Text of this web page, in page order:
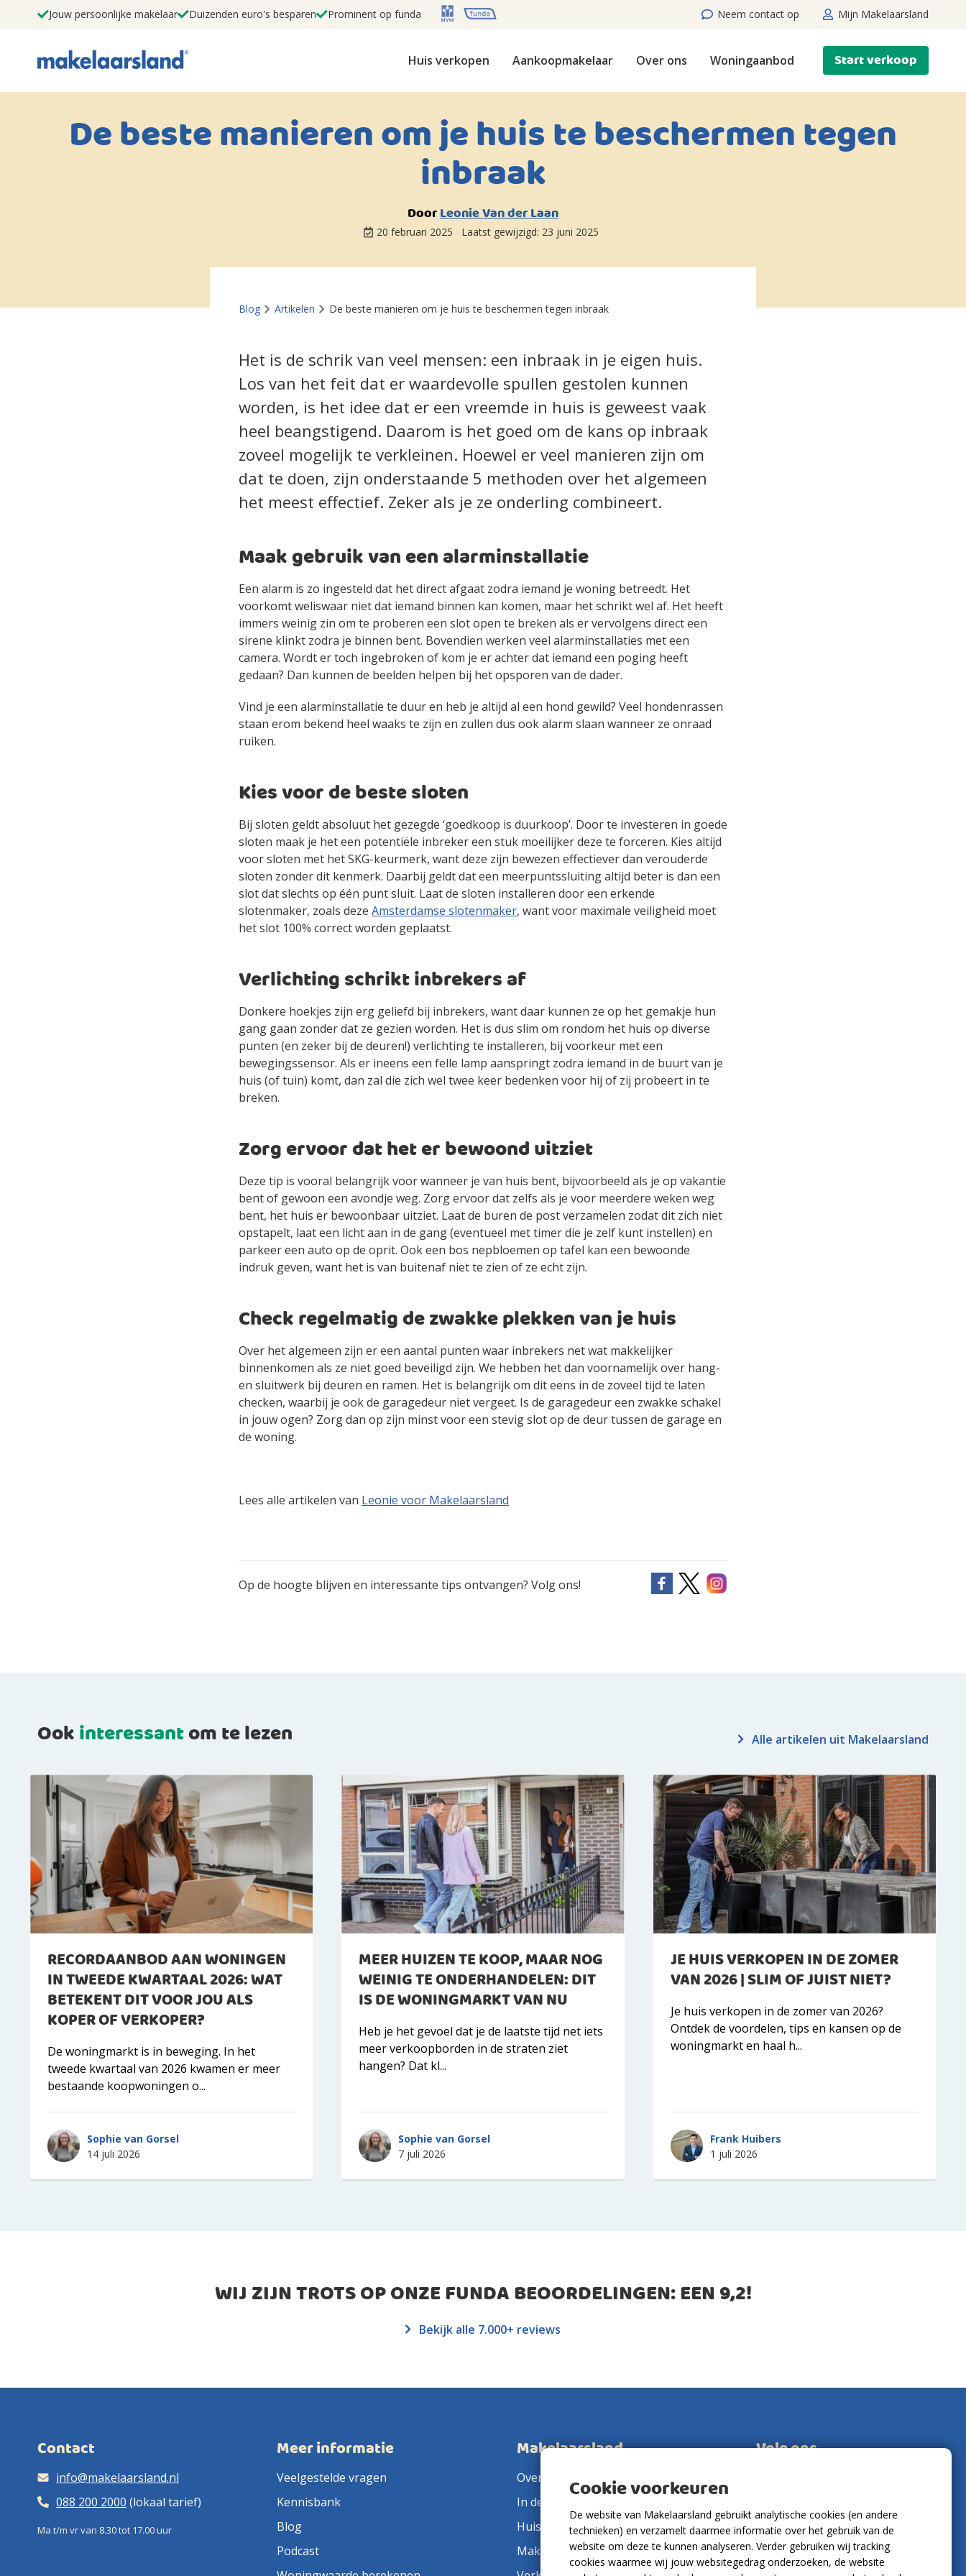
Jouw persoonlijke makelaar Duizenden euro's besparen Prominent op funda Neem contact op Mijn Makelaarsland
Huis verkopen Aankoopmakelaar Over ons Woningaanbod Start verkoop
De beste manieren om je huis te beschermen tegen
inbraak
DoorLeonie Van der Laan
20 februari 2025 Laatst gewijzigd: 23 juni 2025
Blog Artikelen De beste manieren om je huis te beschermen tegen inbraak
Het is de schrik van veel mensen: een inbraak in je eigen huis.
Los van het feit dat er waardevolle spullen gestolen kunnen
worden, is het idee dat er een vreemde in huis is geweest vaak
heel beangstigend. Daarom is het goed om de kans op inbraak
zoveel mogelijk te verkleinen. Hoewel er veel manieren zijn om
dat te doen, zijn onderstaande 5 methoden over het algemeen
het meest effectief. Zeker als je ze onderling combineert.
Maak gebruik van een alarminstallatie
Een alarm is zo ingesteld dat het direct afgaat zodra iemand je woning betreedt. Het
voorkomt weliswaar niet dat iemand binnen kan komen, maar het schrikt wel af. Het heeft
immers weinig zin om te proberen een slot open te breken als er vervolgens direct een
sirene klinkt zodra je binnen bent. Bovendien werken veel alarminstallaties met een
camera. Wordt er toch ingebroken of kom je er achter dat iemand een poging heeft
gedaan? Dan kunnen de beelden helpen bij het opsporen van de dader.
Vind je een alarminstallatie te duur en heb je altijd al een hond gewild? Veel hondenrassen
staan erom bekend heel waaks te zijn en zullen dus ook alarm slaan wanneer ze onraad
ruiken.
Kies voor de beste sloten
Bij sloten geldt absoluut het gezegde ‘goedkoop is duurkoop’. Door te investeren in goede
sloten maak je het een potentiële inbreker een stuk moeilijker deze te forceren. Kies altijd
voor sloten met het SKG-keurmerk, want deze zijn bewezen effectiever dan verouderde
sloten zonder dit kenmerk. Daarbij geldt dat een meerpuntssluiting altijd beter is dan een
slot dat slechts op één punt sluit. Laat de sloten installeren door een erkende
slotenmaker, zoals deze Amsterdamse slotenmaker, want voor maximale veiligheid moet
het slot 100% correct worden geplaatst.
Verlichting schrikt inbrekers af
Donkere hoekjes zijn erg geliefd bij inbrekers, want daar kunnen ze op het gemakje hun
gang gaan zonder dat ze gezien worden. Het is dus slim om rondom het huis op diverse
punten (en zeker bij de deuren!) verlichting te installeren, bij voorkeur met een
bewegingssensor. Als er ineens een felle lamp aanspringt zodra iemand in de buurt van je
huis (of tuin) komt, dan zal die zich wel twee keer bedenken voor hij of zij probeert in te
breken.
Zorg ervoor dat het er bewoond uitziet
Deze tip is vooral belangrijk voor wanneer je van huis bent, bijvoorbeeld als je op vakantie
bent of gewoon een avondje weg. Zorg ervoor dat zelfs als je voor meerdere weken weg
bent, het huis er bewoonbaar uitziet. Laat de buren de post verzamelen zodat dit zich niet
opstapelt, laat een licht aan in de gang (eventueel met timer die je zelf kunt instellen) en
parkeer een auto op de oprit. Ook een bos nepbloemen op tafel kan een bewoonde
indruk geven, want het is van buitenaf niet te zien of ze echt zijn.
Check regelmatig de zwakke plekken van je huis
Over het algemeen zijn er een aantal punten waar inbrekers net wat makkelijker
binnenkomen als ze niet goed beveiligd zijn. We hebben het dan voornamelijk over hang-
en sluitwerk bij deuren en ramen. Het is belangrijk om dit eens in de zoveel tijd te laten
checken, waarbij je ook de garagedeur niet vergeet. Is de garagedeur een zwakke schakel
in jouw ogen? Zorg dan op zijn minst voor een stevig slot op de deur tussen de garage en
de woning.
Lees alle artikelen van Leonie voor Makelaarsland
Op de hoogte blijven en interessante tips ontvangen? Volg ons!
Ookinteressantom te lezen Alle artikelen uit Makelaarsland
RECORDAANBOD AAN WONINGEN
IN TWEEDE KWARTAAL 2026: WAT
BETEKENT DIT VOOR JOU ALS
KOPER OF VERKOPER?
De woningmarkt is in beweging. In het
tweede kwartaal van 2026 kwamen er meer
bestaande koopwoningen o...
Sophie van Gorsel
14 juli 2026
MEER HUIZEN TE KOOP, MAAR NOG
WEINIG TE ONDERHANDELEN: DIT
IS DE WONINGMARKT VAN NU
Heb je het gevoel dat je de laatste tijd net iets
meer verkoopborden in de straten ziet
hangen? Dat kl...
Sophie van Gorsel
7 juli 2026
JE HUIS VERKOPEN IN DE ZOMER
VAN 2026 | SLIM OF JUIST NIET?
Je huis verkopen in de zomer van 2026?
Ontdek de voordelen, tips en kansen op de
woningmarkt en haal h...
Frank Huibers
1 juli 2026
WIJ ZIJN TROTS OP ONZE FUNDA BEOORDELINGEN: EEN9,2!
Bekijk alle 7.000+ reviews
Contact
info@makelaarsland.nl
088 200 2000 (lokaal tarief)
Ma t/m vr van 8.30 tot 17.00 uur
Meer informatie
Veelgestelde vragen
Kennisbank
Blog
Podcast
Makelaarsland
Over ons
In de pers
Huis verkopen
Makelaar in de buurt
Volg ons
Cookie voorkeuren
De website van Makelaarsland gebruikt analytische cookies (en andere
technieken) en verzamelt daarmee informatie over het gebruik van de
website om deze te kunnen analyseren. Verder gebruiken wij tracking
cookies waarmee wij jouw websitegedrag onderzoeken, de website